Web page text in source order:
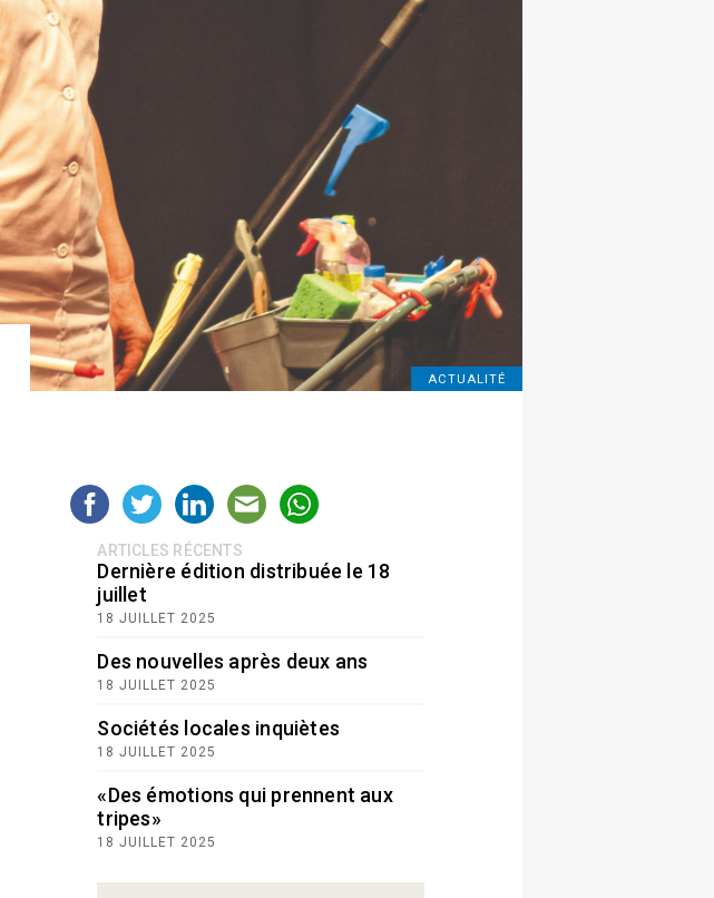
ACTUALITÉ
ARTICLES RÉCENTS
Dernière édition distribuée le 18
juillet
18 JUILLET 2025
Des nouvelles après deux ans
18 JUILLET 2025
Sociétés locales inquiètes
18 JUILLET 2025
«Des émotions qui prennent aux
tripes»
18 JUILLET 2025